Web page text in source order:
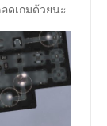
ดเกมด้วยนะ